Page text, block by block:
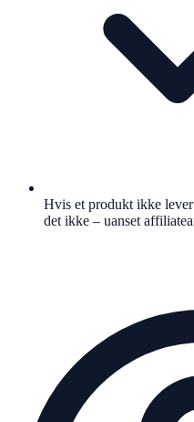
Hvis et produkt ikke
det ikke – uanset